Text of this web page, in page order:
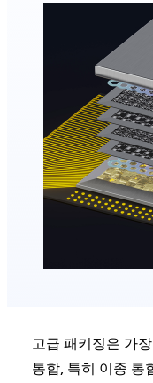
고급 패키징은 가
통합, 특히 이종 통